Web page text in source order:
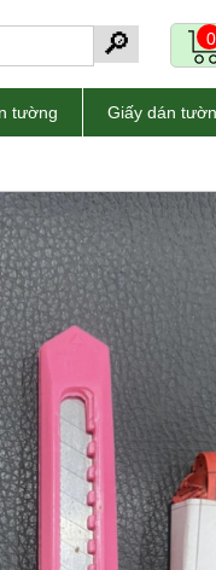
🔎 0
tường Giấy dán